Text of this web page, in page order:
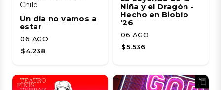
Chile
Un día no vamos a
estar
06 AGO
$4.238
Niña y el Dragón -
Hecho en Biobío
'26
06 AGO
$5.536